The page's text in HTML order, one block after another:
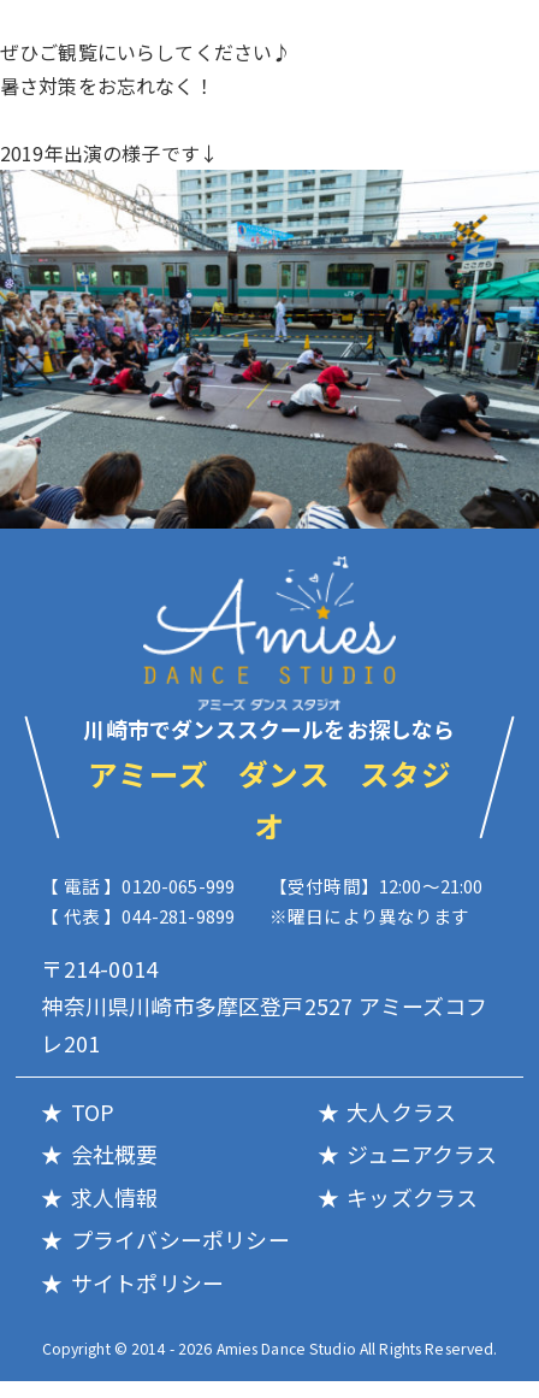
ぜひご観覧にいらしてください♪
暑さ対策をお忘れなく！
2019年出演の様子です↓
川崎市でダンススクールをお探しなら
アミーズ ダンス スタジ
オ
【 電話 】0120-065-999
【 代表 】044-281-9899
【受付時間】12:00〜21:00
※曜日により異なります
〒214-0014
神奈川県川崎市多摩区登戸2527 アミーズコフ
レ201
TOP
会社概要
求人情報
大人クラス
ジュニアクラス
キッズクラス
プライバシーポリシー
サイトポリシー
Copyright © 2014 - 2026 Amies Dance Studio All Rights Reserved.